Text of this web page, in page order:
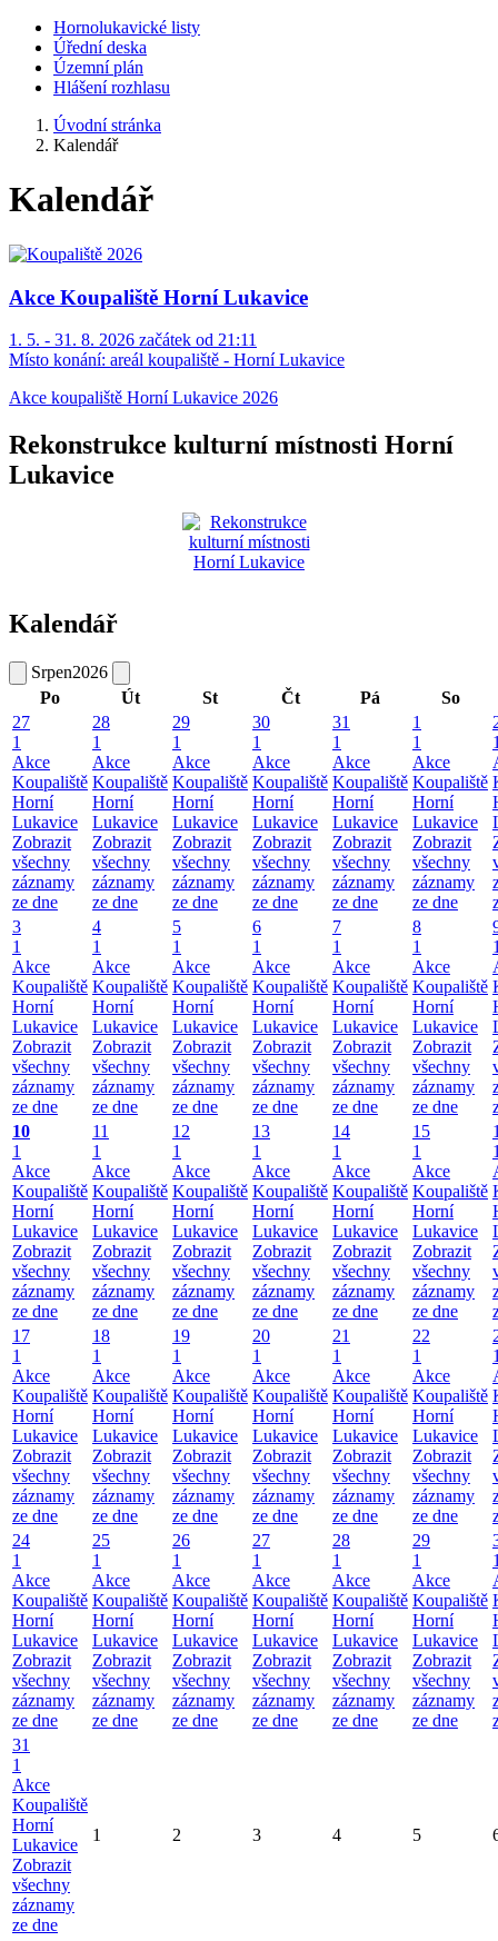
Hornolukavické listy
Úřední deska
Územní plán
Hlášení rozhlasu
Úvodní stránka
Kalendář
Kalendář
Akce Koupaliště Horní Lukavice
1. 5. - 31. 8. 2026 začátek od 21:11
Místo konání: areál koupaliště - Horní Lukavice
Akce koupaliště Horní Lukavice 2026
Rekonstrukce kulturní místnosti Horní
Lukavice
Kalendář
Srpen2026
Po
Út St Čt Pá
So
27
1
Akce
Koupaliště
Horní
Lukavice
Zobrazit
všechny
záznamy
ze dne
28
1
Akce
Koupaliště
Horní
Lukavice
Zobrazit
všechny
záznamy
ze dne
29
1
Akce
Koupaliště
Horní
Lukavice
Zobrazit
všechny
záznamy
ze dne
30
1
Akce
Koupaliště
Horní
Lukavice
Zobrazit
všechny
záznamy
ze dne
31
1
Akce
Koupaliště
Horní
Lukavice
Zobrazit
všechny
záznamy
ze dne
1
1
Akce
Koupaliště
Horní
Lukavice
Zobrazit
všechny
záznamy
ze dne
3
1
Akce
Koupaliště
Horní
Lukavice
Zobrazit
všechny
záznamy
ze dne
4
1
Akce
Koupaliště
Horní
Lukavice
Zobrazit
všechny
záznamy
ze dne
5
1
Akce
Koupaliště
Horní
Lukavice
Zobrazit
všechny
záznamy
ze dne
6
1
Akce
Koupaliště
Horní
Lukavice
Zobrazit
všechny
záznamy
ze dne
7
1
Akce
Koupaliště
Horní
Lukavice
Zobrazit
všechny
záznamy
ze dne
8
1
Akce
Koupaliště
Horní
Lukavice
Zobrazit
všechny
záznamy
ze dne
10
1
Akce
Koupaliště
Horní
Lukavice
Zobrazit
všechny
záznamy
ze dne
11
1
Akce
Koupaliště
Horní
Lukavice
Zobrazit
všechny
záznamy
ze dne
12
1
Akce
Koupaliště
Horní
Lukavice
Zobrazit
všechny
záznamy
ze dne
13
1
Akce
Koupaliště
Horní
Lukavice
Zobrazit
všechny
záznamy
ze dne
14
1
Akce
Koupaliště
Horní
Lukavice
Zobrazit
všechny
záznamy
ze dne
15
1
Akce
Koupaliště
Horní
Lukavice
Zobrazit
všechny
záznamy
ze dne
17
1
Akce
Koupaliště
Horní
Lukavice
Zobrazit
všechny
záznamy
ze dne
18
1
Akce
Koupaliště
Horní
Lukavice
Zobrazit
všechny
záznamy
ze dne
19
1
Akce
Koupaliště
Horní
Lukavice
Zobrazit
všechny
záznamy
ze dne
20
1
Akce
Koupaliště
Horní
Lukavice
Zobrazit
všechny
záznamy
ze dne
21
1
Akce
Koupaliště
Horní
Lukavice
Zobrazit
všechny
záznamy
ze dne
22
1
Akce
Koupaliště
Horní
Lukavice
Zobrazit
všechny
záznamy
ze dne
24
1
Akce
Koupaliště
Horní
Lukavice
Zobrazit
všechny
záznamy
ze dne
25
1
Akce
Koupaliště
Horní
Lukavice
Zobrazit
všechny
záznamy
ze dne
26
1
Akce
Koupaliště
Horní
Lukavice
Zobrazit
všechny
záznamy
ze dne
27
1
Akce
Koupaliště
Horní
Lukavice
Zobrazit
všechny
záznamy
ze dne
28
1
Akce
Koupaliště
Horní
Lukavice
Zobrazit
všechny
záznamy
ze dne
29
1
Akce
Koupaliště
Horní
Lukavice
Zobrazit
všechny
záznamy
ze dne
31
1
Akce
Koupaliště
Horní
Lukavice
Zobrazit
všechny
záznamy
ze dne
1 2 3 4 5